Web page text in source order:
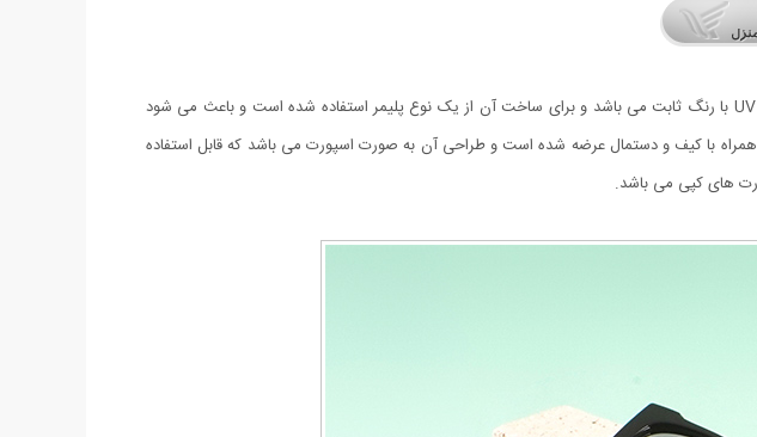
عینک آفتابی Rayban مدل BIOL جدیدترین عرضه کمپانی معتبر Ray Ban می باشد. لنز این عینک از نوع UV 400 با رنگ ثابت می باشد و برای ساخت آن از یک نوع پلیمر استفاده شده است و باعث می شود
با کیف و دستمال عرضه شده است و طراحی آن به صورت اسپورت می باشد که قابل استفاده